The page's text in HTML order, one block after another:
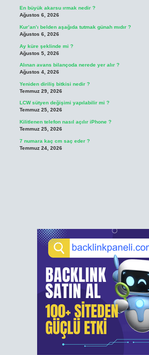
En büyük akarsu ırmak nedir ?
Ağustos 6, 2026
Kur’an’ı belden aşağıda tutmak günah mıdır ?
Ağustos 6, 2026
Ay küre şeklinde mi ?
Ağustos 5, 2026
Alınan avans bilançoda nerede yer alır ?
Ağustos 4, 2026
Yeniden diriliş bitkisi nedir ?
Temmuz 29, 2026
LCW sütyen değişimi yapılabilir mi ?
Temmuz 25, 2026
Kilitlenen telefon nasıl açılır iPhone ?
Temmuz 25, 2026
7 numara kaç cm saç eder ?
Temmuz 24, 2026